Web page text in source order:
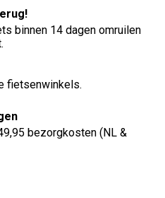
binnen 14 dagen omruilen
fietsenwinkels.
bezorgkosten (NL &